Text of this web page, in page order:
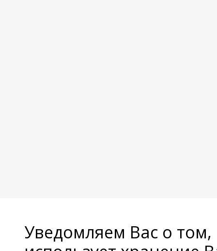
Уведомляем Вас о